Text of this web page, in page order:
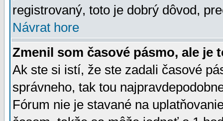
registrovaný, toto je dobrý dôvod,
Návrat hore
Zmenil som časové pásmo, ale je
Ak ste si istí, že ste zadali časové
správneho, tak tou
Fórum nie je stavané na